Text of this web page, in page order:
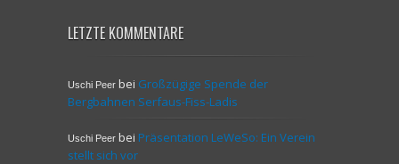
LETZTE KOMMENTARE
Uschi Peerbei Großzügige Spende der
Bergbahnen Serfaus-Fiss-Ladis
Uschi Peerbei Präsentation LeWeSo: Ein Verein
stellt sich vor